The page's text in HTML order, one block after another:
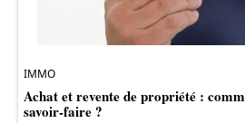
IMMO
Achat et revente de propriété :
savoir-faire ?